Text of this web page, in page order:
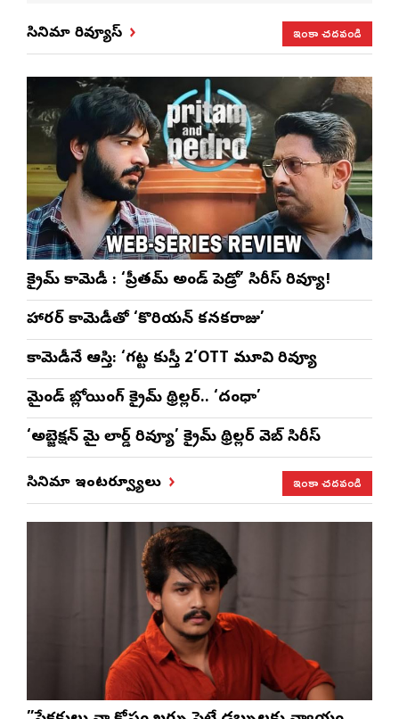
సినిమా రివ్యూస్
ఇంకా చదవండి
క్రైమ్ కామెడీ : ‘ప్రీతమ్ అండ్ పెడ్రో’ సిరీస్ రివ్యూ!
హారర్ కామెడీతో ‘కొరియన్ కనకరాజు’
కామెడీనే ఆస్తి: ‘గట్ట కుస్తీ 2’OTT మూవి రివ్యూ
మైండ్ బ్లోయింగ్ క్రైమ్ థ్రిల్లర్.. ‘దంధా’
‘అబ్జెక్ష‌న్ మై లార్డ్ రివ్యూ’ క్రైమ్ థ్రిల్ల‌ర్ వెబ్ సిరీస్
సినిమా ఇంటర్వ్యూలు ఇంకా చదవండి